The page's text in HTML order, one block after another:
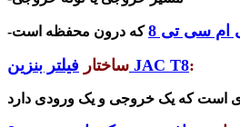
- ام سی تی 8
ساختار فیلتر بنزین JAC T8: